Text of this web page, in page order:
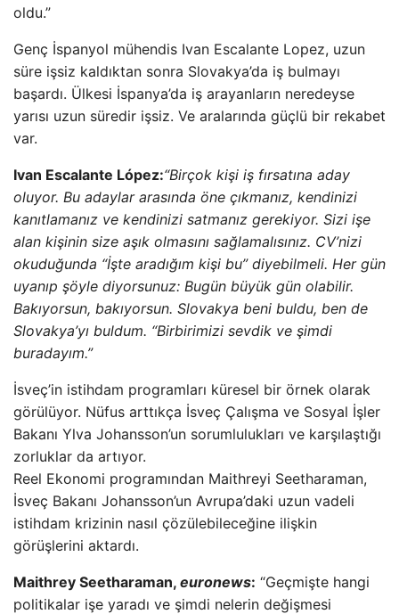
oldu.”
Genç İspanyol mühendis Ivan Escalante Lopez, uzun
süre işsiz kaldıktan sonra Slovakya’da iş bulmayı
başardı. Ülkesi İspanya’da iş arayanların neredeyse
yarısı uzun süredir işsiz. Ve aralarında güçlü bir rekabet
var.
Ivan Escalante López:“Birçok kişi iş fırsatına aday
oluyor. Bu adaylar arasında öne çıkmanız, kendinizi
kanıtlamanız ve kendinizi satmanız gerekiyor. Sizi işe
alan kişinin size aşık olmasını sağlamalısınız. CV’nizi
okuduğunda “İşte aradığım kişi bu” diyebilmeli. Her gün
uyanıp şöyle diyorsunuz: Bugün büyük gün olabilir.
Bakıyorsun, bakıyorsun. Slovakya beni buldu, ben de
Slovakya’yı buldum. “Birbirimizi sevdik ve şimdi
buradayım.”
İsveç’in istihdam programları küresel bir örnek olarak
görülüyor. Nüfus arttıkça İsveç Çalışma ve Sosyal İşler
Bakanı Ylva Johansson’un sorumlulukları ve karşılaştığı
zorluklar da artıyor.
Reel Ekonomi programından Maithreyi Seetharaman,
İsveç Bakanı Johansson’un Avrupa’daki uzun vadeli
istihdam krizinin nasıl çözülebileceğine ilişkin
görüşlerini aktardı.
Maithrey Seetharaman, euronews: “Geçmişte hangi
politikalar işe yaradı ve şimdi nelerin değişmesi